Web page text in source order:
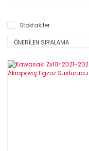
Stoktakiler